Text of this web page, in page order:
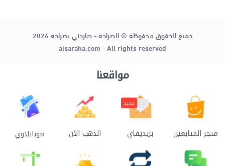
جميع الحقوق محفوظة © الصراحة - صارحني بصراحة 2026
alsaraha.com - All rights reserved